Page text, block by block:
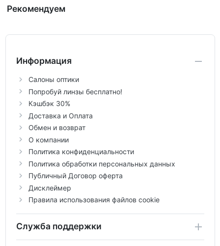
Рекомендуем
Информация
Салоны оптики
Попробуй линзы бесплатно!
Кэшбэк 30%
Доставка и Оплата
Обмен и возврат
О компании
Политика конфиденциальности
Политика обработки персональных данных
Публичный Договор оферта
Дисклеймер
Правила использования файлов cookie
Служба поддержки